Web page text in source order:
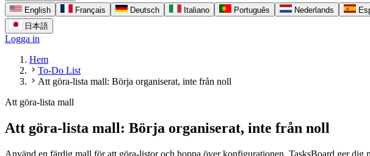
English Français Deutsch Italiano Português Nederlands
日本語
Logga in
Hem
chevron_right To-Do List
chevron_right Att göra-lista mall: Börja organiserat, inte från noll
Att göra-lista mall
Att göra-lista mall: Börja organiserat, inte från noll
Använd en färdig mall för att göra-listor och hoppa över konfigurationen. TasksBoard ger